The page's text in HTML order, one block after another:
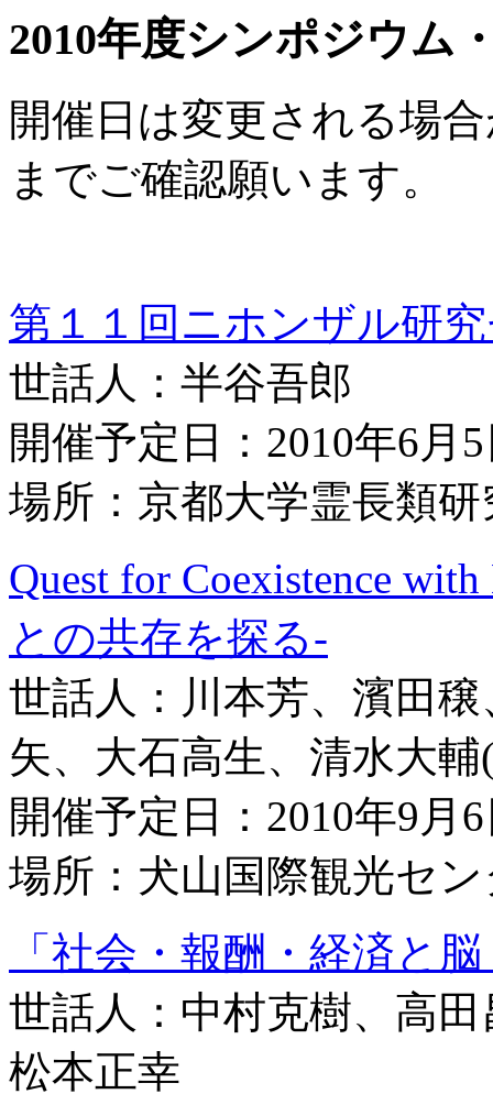
2010年度シンポジウム
開催日は変更される場
までご確認願います。
第１１回ニホンザル研
世話人：半谷吾郎
開催予定日：2010年6月
場所：京都大学霊長類研
Quest for Coexistence
との共存を探る-
世話人：川本芳、濱田
矢、大石高生、清水大輔
開催予定日：2010年9月
場所：犬山国際観光セ
「社会・報酬・経済と
世話人：中村克樹、高
松本正幸